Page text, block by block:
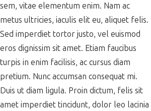
sem, vitae elementum enim. Nam ac
metus ultricies, iaculis elit eu, aliquet felis.
Sed imperdiet tortor justo, vel euismod
eros dignissim sit amet. Etiam faucibus
turpis in enim facilisis, ac cursus diam
pretium. Nunc accumsan consequat mi.
Duis ut diam ligula. Proin dictum, felis sit
amet imperdiet tincidunt, dolor leo lacinia